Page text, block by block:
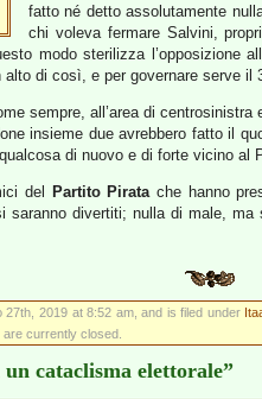
fatto né detto assolutamente
chi voleva fermare Salvini,
modo sterilizza l’opposizione
di così, e per governare serve il
sempre, all’area di
insieme due avrebbero fatto il
di nuovo e di forte vicino al
del Partito Piratache hanno
saranno divertiti; nulla di male,
2019 at 8:52 am, and is filed under
currently closed.
cataclisma elettorale”